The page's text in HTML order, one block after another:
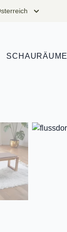
SCHAURÄUME